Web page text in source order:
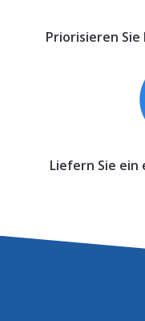
Priorisieren
Liefern Sie